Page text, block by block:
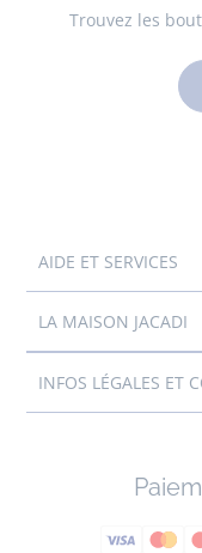
Trouvez les
AIDE ET SERVICES
LA MAISON JACADI
INFOS LÉGALES ET